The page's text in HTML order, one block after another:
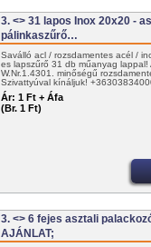
3. <> 31 lapos Inox 20x20 -
pálinkaszűrő…
Saválló acl / rozsdamentes acél /
es lapszűrő 31 db műanyag lappal!
W.Nr.1.4301. minőségű
Szivattyúval kínáljuk!
info@tartalygyar.hu
Ár: 1 Ft + Áfa
(Br. 1 Ft)
3. <> 6 fejes asztali
AJÁNLAT;